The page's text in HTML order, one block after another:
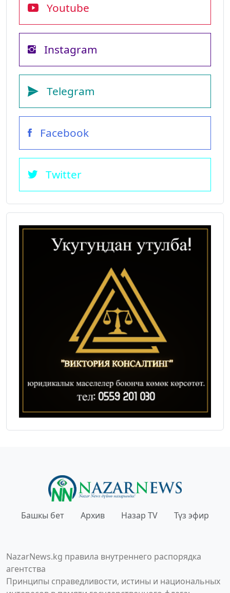
Youtube
Instagram
Telegram
Facebook
Twitter
Башкы бет Архив Назар TV Түз эфир
NazarNews.kg правила внутреннего распорядка
агентства
Принципы справедливости, истины и национальных